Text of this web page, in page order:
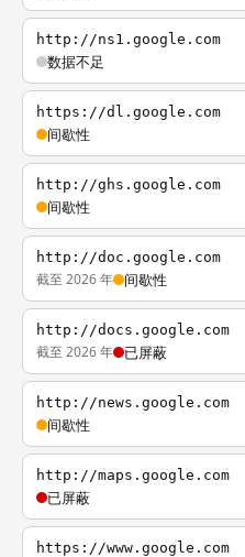
http://ns1.google.com
数据不足
https://dl.google.com
间歇性
http://ghs.google.com
间歇性
http://doc.google.com
截至 2026 年 间歇性
http://docs.google.com
截至 2026 年 已屏蔽
http://news.google.com
间歇性
http://maps.google.com
已屏蔽
https://www.google.com